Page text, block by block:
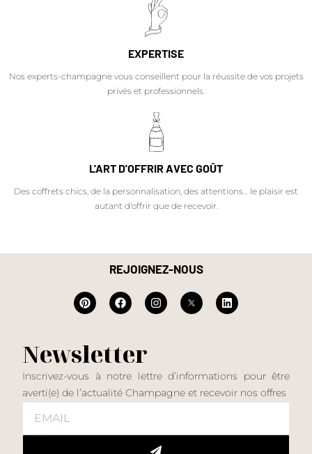
EXPERTISE
Nos experts-champagne vous conseillent pour la réussite de vos projets
privés et professionnels.
L'ART D'OFFRIR AVEC GOÛT
Des coffrets chics, de la personnalisation, des attentions… le plaisir est
autant d'offrir que de recevoir.
REJOIGNEZ-NOUS
Newsletter
Inscrivez-vous à notre lettre d’informations pour être
averti(e) de l’actualité Champagne et recevoir nos offres